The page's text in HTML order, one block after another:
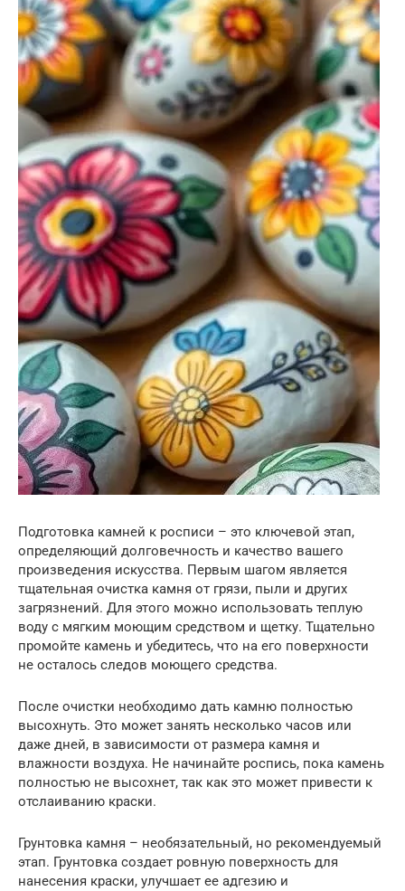
Подготовка камней к росписи – это ключевой этап,
определяющий долговечность и качество вашего
произведения искусства. Первым шагом является
тщательная очистка камня от грязи, пыли и других
загрязнений. Для этого можно использовать теплую
воду с мягким моющим средством и щетку. Тщательно
промойте камень и убедитесь, что на его поверхности
не осталось следов моющего средства.
После очистки необходимо дать камню полностью
высохнуть. Это может занять несколько часов или
даже дней, в зависимости от размера камня и
влажности воздуха. Не начинайте роспись, пока камень
полностью не высохнет, так как это может привести к
отслаиванию краски.
Грунтовка камня – необязательный, но рекомендуемый
этап. Грунтовка создает ровную поверхность для
нанесения краски, улучшает ее адгезию и